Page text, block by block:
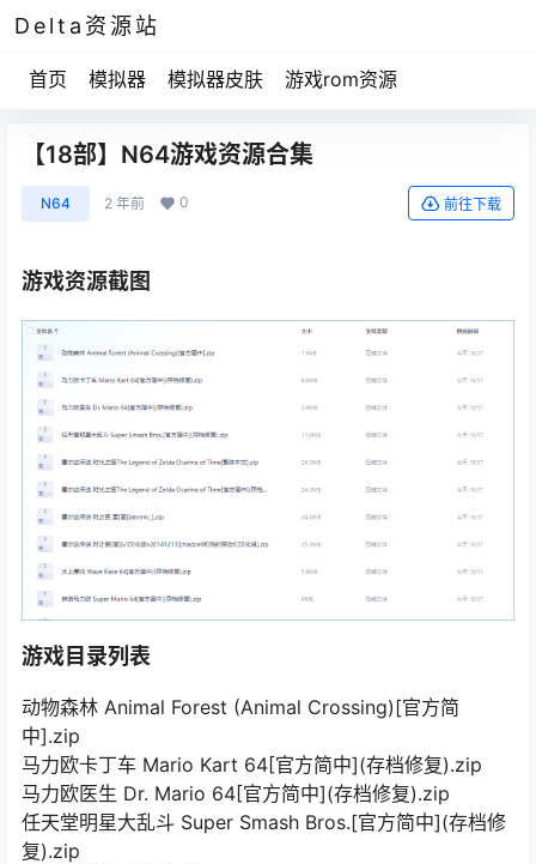
Delta资源站
首页 模拟器 模拟器皮肤 游戏rom资源
【18部】N64游戏资源合集
N64 2 年前 0 前往下载
游戏资源截图
游戏目录列表
动物森林 Animal Forest (Animal Crossing)[官方简
中].zip
马力欧卡丁车 Mario Kart 64[官方简中](存档修复).zip
马力欧医生 Dr. Mario 64[官方简中](存档修复).zip
任天堂明星大乱斗 Super Smash Bros.[官方简中](存档修
复).zip